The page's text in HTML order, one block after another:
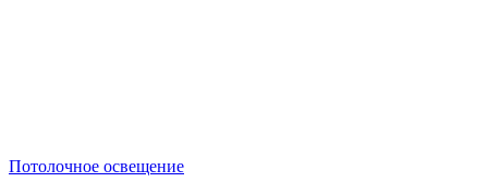
Потолочное освещение